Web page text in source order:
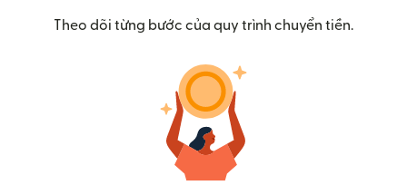
Theo dõi từng bước của quy trình chuyển tiền.